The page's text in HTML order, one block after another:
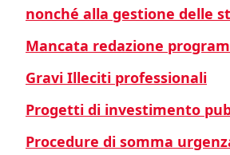
nonché alla gestione delle
Mancata redazione
Gravi Illeciti professionali
Progetti di investimento
Procedure di somma